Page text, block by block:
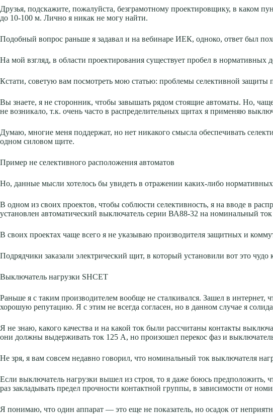
Друзья, подскажите, пожалуйста, безграмотному проектировщику, в каком
до 10-100 м. Лично я никак не могу найти.
Подобный вопрос раньше я задавал и на вебинаре ИЕК, одноко, ответ был
На мой взгляд, в области проектирования существует пробел в нормативных
Кстати, советую вам посмотреть мою статью: проблемы селективной защиты
Вы знаете, я не сторонник, чтобы завышать рядом стоящие автоматы. Но,
не возникало, т.к. очень часто в распределительных щитах я применяю
Думаю, многие меня поддержат, но нет никакого смысла обеспечивать
одном силовом щите.
Пример не селективного расположения автоматов
Но, данные мысли хотелось бы увидеть в отражении каких-либо
В одном из своих проектов, чтобы соблюсти селективность, я на вводе в
установлен автоматический выключатель серии ВА88-32 на номинальный
В своих проектах чаще всего я не указываю производителя защитных и
Подрядчики заказали электрический щит, в который установили вот это
Выключатель нагрузки SHCET
Раньше я с таким производителем вообще не сталкивался. Зашел в интернет,
хорошую репутацию. Я с этим не всегда согласен, но в данном случае я
Я не знаю, какого качества и на какой ток были рассчитаны контакты
они должны выдерживать ток 125 А, но произошел перекос фаз и
Не зря, я вам совсем недавно говорил, что номинальный ток выключателя
Если выключатель нагрузки вышел из строя, то я даже боюсь предположить,
раз закладывать предел прочности контактной группы, в зависимости от
Я понимаю, что один аппарат — это еще не показатель, но осадок от